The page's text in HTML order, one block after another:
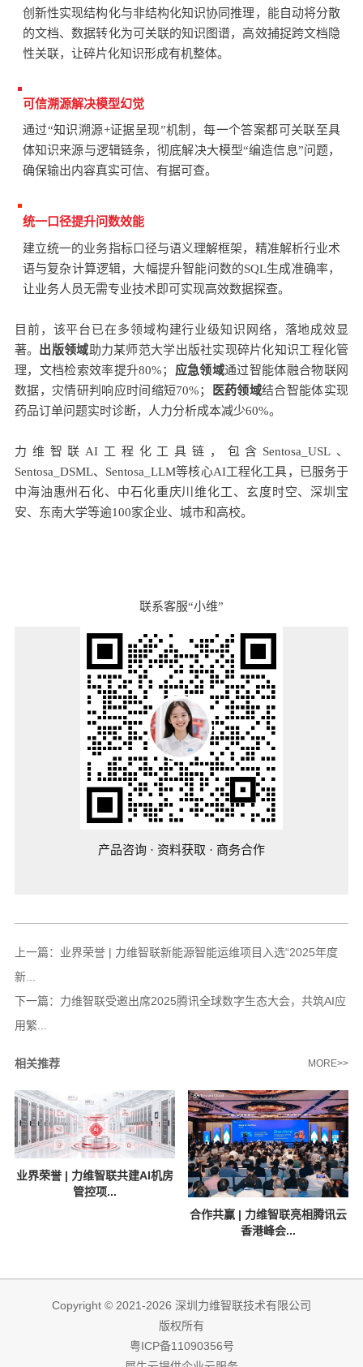
创 新性实现结构化与非结构化知识协同推理，能自动将分散
的文档、数据转化为可关联的知识图谱，高效捕捉跨文档隐
性关联，让碎片化知识形成有机整体。
可信溯源解决模型幻觉
通过“知识溯源+证据呈现”机制，每一个答案都可关联至具
体知识来源与逻辑链条，彻底解决大模型“编造信息”问题，
确保输出内容真实可信、有据可查。
统一口径提升问数效能
建立统一的业务指标口径与语义理解框架，精准解析行业术
语与复杂计算逻辑，大幅提升智能问数的SQL生成准确率，
让业务人员无需专业技术即可实现高效数据探查。
目 前，该平台 已在多领域构建行业级知识网络，落地成效显
著。 出版领域助力某师范大学出版社实现碎片化知识工程化管
理，文档检索效率提升80%； 应急领域通过智能体融合物联网
数据，灾情研判响应时间缩短70%；
医药领域结合智能体实现
药品订单问题实时诊断，人力分析成本减少60%。
力维智联AI工程化工具链，包含Sentosa_USL、
Sentosa_DSML、Sentosa_LLM等核心AI工程化工具，已服务于
中海油惠州石化、中石化重庆川维化工、玄度时空、深圳宝
安、东南大学等逾100家企业、城市和高校。
联系客服“小维”
产品咨询 · 资料获取 · 商务合作
上一篇： 业界荣誉 | 力维智联新能源智能运维项目入选“2025年度
新...
下一篇： 力维智联受邀出席2025腾讯全球数字生态大会，共筑AI应
用繁...
相关推荐 MORE>>
业界荣誉 | 力维智联共建AI机房
管控项...
合作共赢 | 力维智联亮相腾讯云
香港峰会...
Copyright © 2021-2026 深圳力维智联技术有限公司
版权所有
粤ICP备11090356号